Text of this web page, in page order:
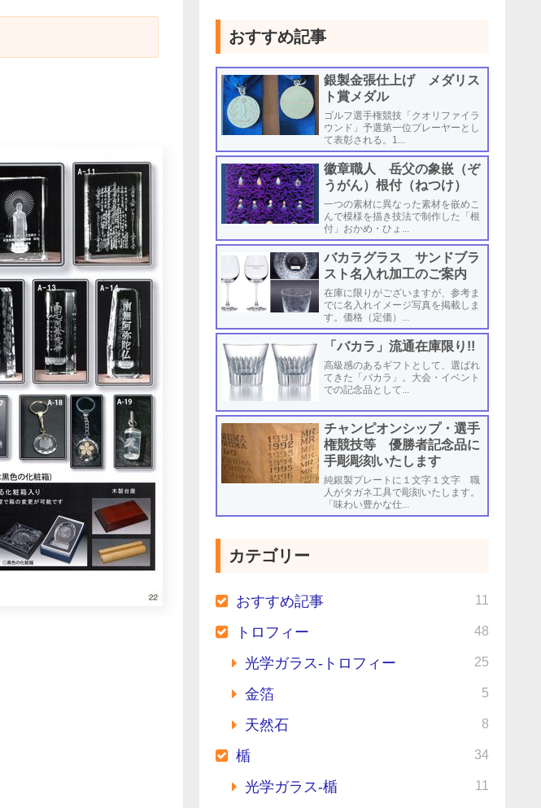
おすすめ記事
銀製金張仕上げ メダリス
ト賞メダル
ゴルフ選手権競技「クオリファイラ
ウンド」予選第一位プレーヤーとし
て表彰される。1...
徽章職人 岳父の象嵌（ぞ
うがん）根付（ねつけ）
一つの素材に異なった素材を嵌めこ
んで模様を描き技法で制作した「根
付」おかめ・ひょ...
バカラグラス サンドブラ
スト名入れ加工のご案内
在庫に限りがございますが、参考ま
でに名入れイメージ写真を掲載しま
す。価格（定価）...
「バカラ」流通在庫限り!!
高級感のあるギフトとして、選ばれ
てきた「バカラ」。大会・イベント
での記念品として...
チャンピオンシップ・選手
権競技等 優勝者記念品に
手彫彫刻いたします
純銀製プレートに１文字１文字 職
人がタガネ工具で彫刻いたします。
「味わい豊かな仕...
カテゴリー
おすすめ記事 11
トロフィー 48
光学ガラス-トロフィー 25
金箔 5
天然石 8
楯 34
光学ガラス-楯 11